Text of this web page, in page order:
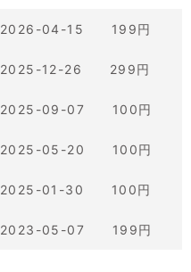
2026-04-15 199円
2025-12-26 299円
2025-09-07 100円
2025-05-20 100円
2025-01-30 100円
2023-05-07 199円